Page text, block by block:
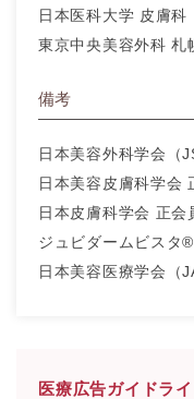
日本医科大学 皮膚科
東京中央美容外科 札
備考
日本美容外科学会（
日本美容皮膚科学会
日本皮膚科学会 正会
ジュビダームビスタ
日本美容医療学会（
医療広告ガイドラ